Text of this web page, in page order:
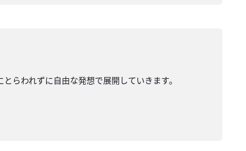
らわれずに自由な発想で展開していきます。